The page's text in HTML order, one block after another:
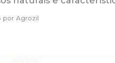
por Agrozil